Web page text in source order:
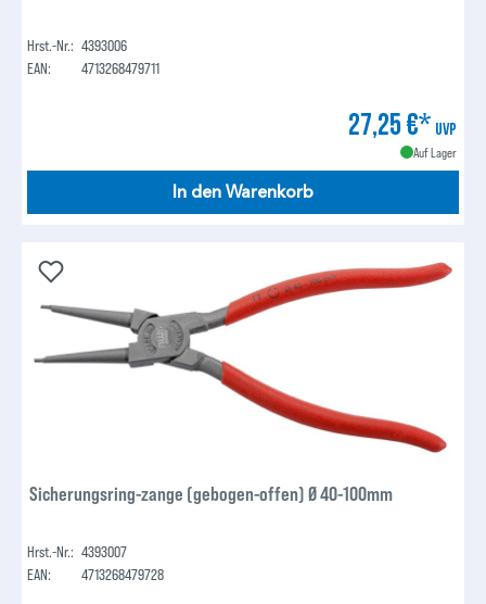
Hrst.-Nr.: 4393006
EAN:
4713268479711
27,25 €* UVP
Auf Lager
In den Warenkorb
Sicherungsring-zange (gebogen-offen) Ø 40-100mm
Hrst.-Nr.: 4393007
EAN:
4713268479728